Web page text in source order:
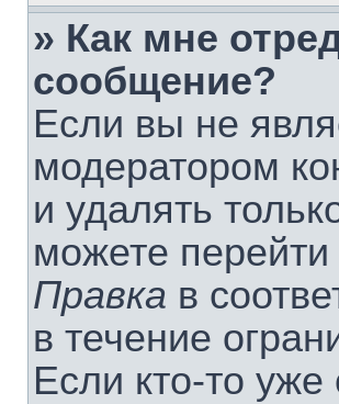
» Как мне
сообщение?
Если вы не
модератором
и удалять
можете
Правка в
в течение
Если кто-то